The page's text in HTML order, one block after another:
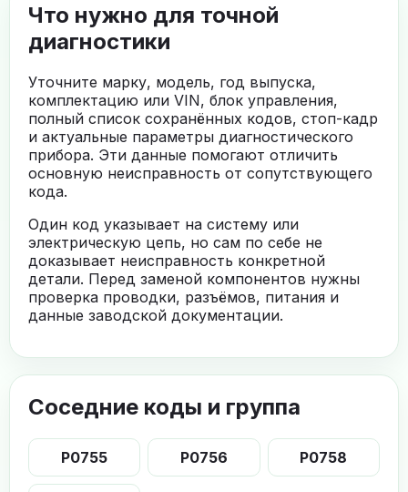
Что нужно для точной
диагностики
Уточните марку, модель, год выпуска,
комплектацию или VIN, блок управления,
полный список сохранённых кодов, стоп-кадр
и актуальные параметры диагностического
прибора. Эти данные помогают отличить
основную неисправность от сопутствующего
кода.
Один код указывает на систему или
электрическую цепь, но сам по себе не
доказывает неисправность конкретной
детали. Перед заменой компонентов нужны
проверка проводки, разъёмов, питания и
данные заводской документации.
Соседние коды и группа
P0755 P0756 P0758